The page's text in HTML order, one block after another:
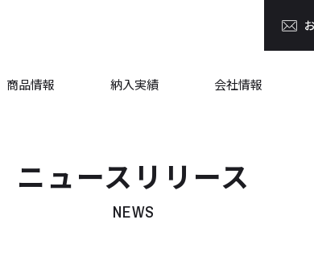
商品情報 納入実績 会社情報
ニュースリリース
NEWS